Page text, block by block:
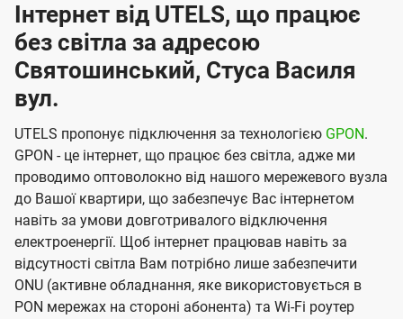
Інтернет від UTELS, що працює
без світла за адресою
Святошинський, Стуса Василя
вул.
UTELS пропонує підключення за технологією GPON.
GPON - це інтернет, що працює без світла, адже ми
проводимо оптоволокно від нашого мережевого вузла
до Вашої квартири, що забезпечує Вас інтернетом
навіть за умови довготривалого відключення
електроенергії. Щоб інтернет працював навіть за
відсутності світла Вам потрібно лише забезпечити
ONU (активне обладнання, яке використовується в
PON мережах на стороні абонента) та Wi-Fi роутер